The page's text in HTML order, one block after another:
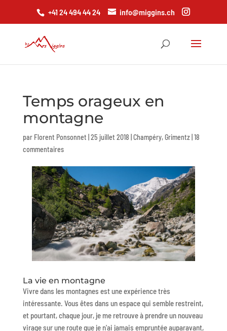
+41 24 494 44 24 info@miggins.ch
Temps orageux en
montagne
par Florent Ponsonnet 25 juillet 2018 Champéry,Grimentz| 18
commentaires
La vie en montagne
Vivre dans les montagnes est une expérience très
intéressante. Vous êtes dans un espace qui semble restreint,
et pourtant, chaque jour, je me retrouve à prendre un nouveau
virage sur une route que je n'ai jamais empruntée auparavant,